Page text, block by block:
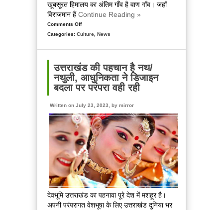
खूबसूरत हिमालय का अंतिम गाँव है वाण गाँव। जहाँ
विराजमान हैंContinue Reading »
Comments Offon
उत्तराखंड
मंदिर
जहां
रहते
नाग,
पुजारी
भी
देखने
की
इजाजत
नहीं,
पढ़िये
रहस्यमयी
मंदिर
Categories: Culture, News
उत्तराखंड की पहचान है नथ/
नथुली, आधुनिकता ने डिजाइन
बदला पर परंपरा वही रही
Written on July 23, 2023, by mirror
देवभूमि उत्तराखंड का पहनावा पूरे देश में मशहूर है।
अपनी परंपरागत वेशभूषा के लिए उत्तराखंड दुनिया भर